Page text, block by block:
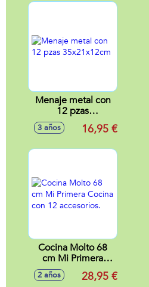
Menaje metal con
12 pzas
35x21x12cm
3 años 16,95 €
Cocina Molto 68
cm Mi Primera
Cocina con 12
accesorios.
2 años 28,95 €